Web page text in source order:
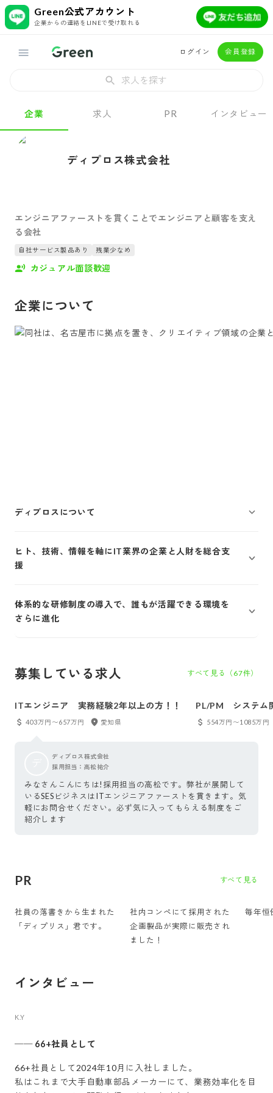
Green公式アカウント
企業からの連絡をLINEで受け取れる
ログイン 会員登録
求人を探す
企業 求人 PR インタビュー
ディプロス株式会社
エンジニアファーストを貫くことでエンジニアと顧客を支え
る会社
自社サービス製品あり 残業少なめ
カジュアル面談歓迎
企業について
ディプロスについて
ヒト、技術、情報を軸にIT業界の企業と人財を総合支
援
体系的な研修制度の導入で、誰もが活躍できる環境を
さらに進化
募集している求人 すべて見る（ 67件）
ITエンジニア 実務経験2年以上の方！！
403万円〜657万円 愛知県
PL/PM システム
554万円〜1085万円
ディプロス株式会社
採用担当：高松祐介
みなさんこんにちは!採用担当の高松です。弊社が展開して
いるSESビジネスはITエンジニアファーストを貫きます。気
軽にお問合せください。必ず気に入ってもらえる制度をご
紹介します
PR すべて見る
社員の落書きから生まれた
「ディプリス」君です。
社内コンペにて採用された
企画製品が実際に販売され
ました！
毎年恒
インタビュー
K.Y
── 66+社員として
66+社員として2024年10月に入社しました。
私はこれまで大手自動車部品メーカーにて、業務効率化を目